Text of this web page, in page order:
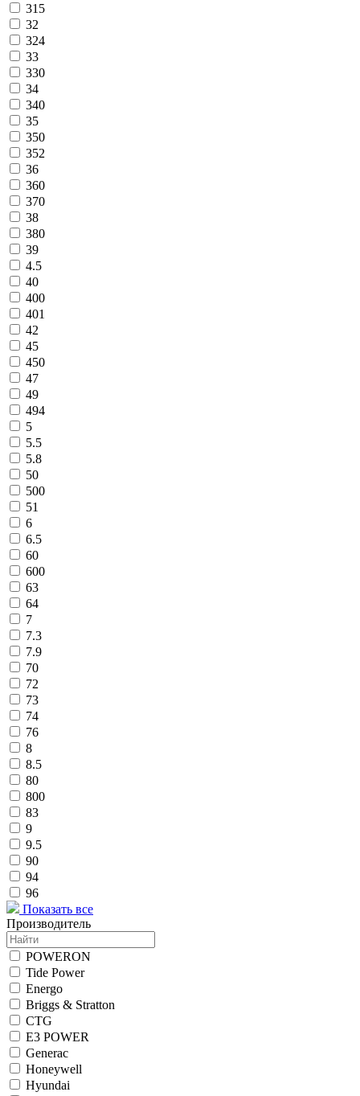
315
32
324
33
330
34
340
35
350
352
36
360
370
38
380
39
4.5
40
400
401
42
45
450
47
49
494
5
5.5
5.8
50
500
51
6
6.5
60
600
63
64
7
7.3
7.9
70
72
73
74
76
8
8.5
80
800
83
9
9.5
90
94
96
Показать все
Производитель
POWERON
Tide Power
Energo
Briggs & Stratton
CTG
E3 POWER
Generac
Honeywell
Hyundai